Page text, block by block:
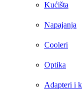
Kućišta
Napajanja
Cooleri
Optika
Adapteri i